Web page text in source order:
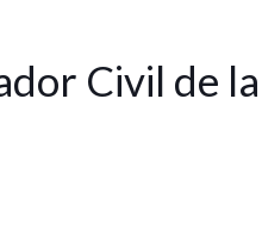
Civil de